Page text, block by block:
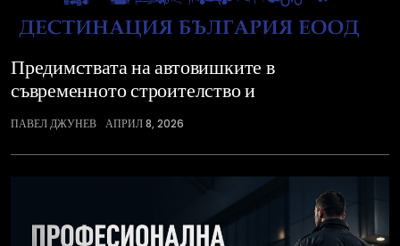
Предимствата на автовишките в
съвременното строителство и
ПАВЕЛ ДЖУНЕВ АПРИЛ 8, 2026